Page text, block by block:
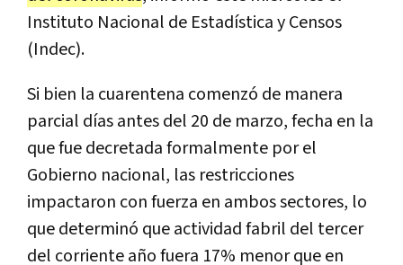
Instituto Nacional de Estadística y Censos
(Indec).
Si bien la cuarentena comenzó de manera
parcial días antes del 20 de marzo, fecha en la
que fue decretada formalmente por el
Gobierno nacional, las restricciones
impactaron con fuerza en ambos sectores, lo
que determinó que actividad fabril del tercer
del corriente año fuera 17% menor que en